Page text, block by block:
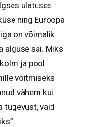
ulatuses
ning Euroopa
on võimalik
alguse sai. Miks
ja pool
võitmiseks
vähem kui
tugevust, vaid